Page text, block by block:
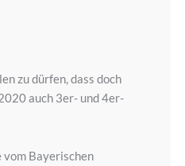
zu dürfen, dass doch
auch 3er- und 4er-
vom Bayerischen